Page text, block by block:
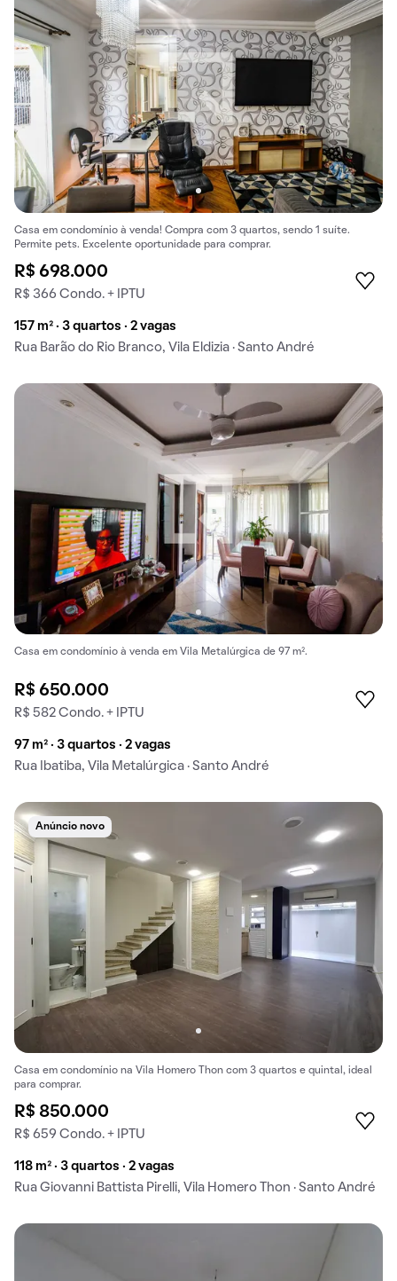
Casa em condomínio à venda! Compra com 3 quartos, sendo 1 suíte.
Permite pets. Excelente oportunidade para comprar.
R$ 698.000
R$ 366 Condo. + IPTU
157 m² · 3 quartos · 2 vagas
Rua Barão do Rio Branco, Vila Eldizia · Santo André
Casa em condomínio à venda em Vila Metalúrgica de 97 m².
R$ 650.000
R$ 582 Condo. + IPTU
97 m² · 3 quartos · 2 vagas
Rua Ibatiba, Vila Metalúrgica · Santo André
Anúncio novo
Casa em condomínio na Vila Homero Thon com 3 quartos e quintal, ideal
para comprar.
R$ 850.000
R$ 659 Condo. + IPTU
118 m² · 3 quartos · 2 vagas
Rua Giovanni Battista Pirelli, Vila Homero Thon · Santo André